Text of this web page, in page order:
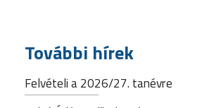
További hírek
Felvételi a 2026/27. tanévre